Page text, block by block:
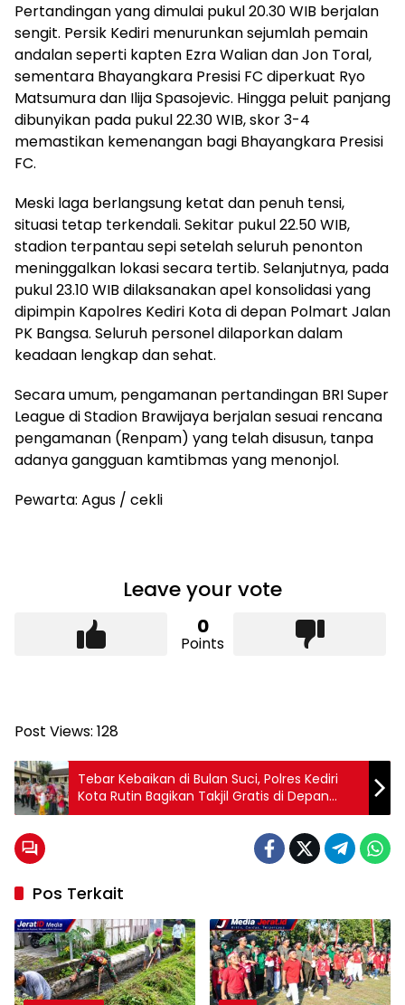
Pertandingan yang dimulai pukul 20.30 WIB berjalan
sengit. Persik Kediri menurunkan sejumlah pemain
andalan seperti kapten Ezra Walian dan Jon Toral,
sementara Bhayangkara Presisi FC diperkuat Ryo
Matsumura dan Ilija Spasojevic. Hingga peluit panjang
dibunyikan pada pukul 22.30 WIB, skor 3-4
memastikan kemenangan bagi Bhayangkara Presisi
FC.
Meski laga berlangsung ketat dan penuh tensi,
situasi tetap terkendali. Sekitar pukul 22.50 WIB,
stadion terpantau sepi setelah seluruh penonton
meninggalkan lokasi secara tertib. Selanjutnya, pada
pukul 23.10 WIB dilaksanakan apel konsolidasi yang
dipimpin Kapolres Kediri Kota di depan Polmart Jalan
PK Bangsa. Seluruh personel dilaporkan dalam
keadaan lengkap dan sehat.
Secara umum, pengamanan pertandingan BRI Super
League di Stadion Brawijaya berjalan sesuai rencana
pengamanan (Renpam) yang telah disusun, tanpa
adanya gangguan kamtibmas yang menonjol.
Pewarta: Agus / cekli
Leave your vote
0
Points
Post Views: 128
Tebar Kebaikan di Bulan Suci, Polres Kediri
Kota Rutin Bagikan Takjil Gratis di Depan
Mako
Pos Terkait